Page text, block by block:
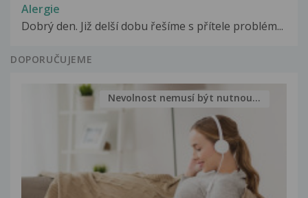
Alergie
Dobrý den. Již delší dobu řešíme s přítele problém...
DOPORUČUJEME
Nevolnost nemusí být nutnou...